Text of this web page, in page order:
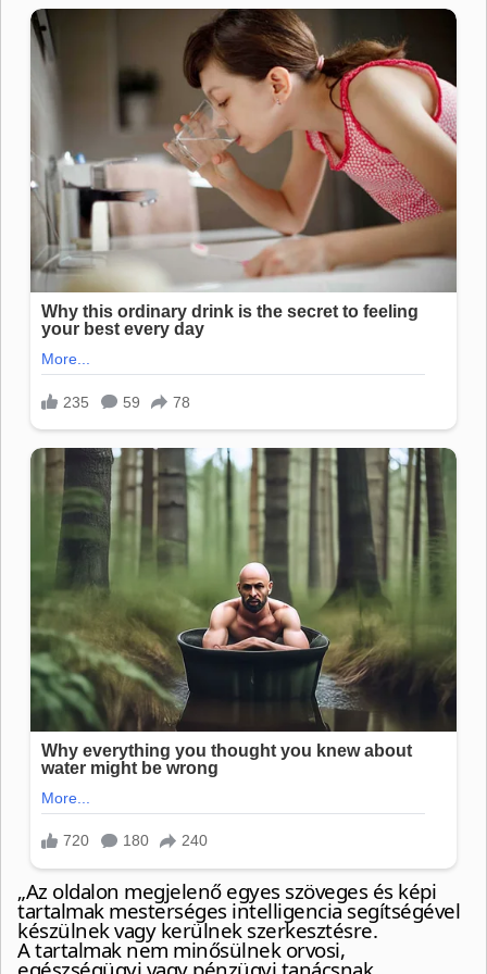
„Az oldalon megjelenő egyes szöveges és képi
tartalmak mesterséges intelligencia segítségével
készülnek vagy kerülnek szerkesztésre.
A tartalmak nem minősülnek orvosi,